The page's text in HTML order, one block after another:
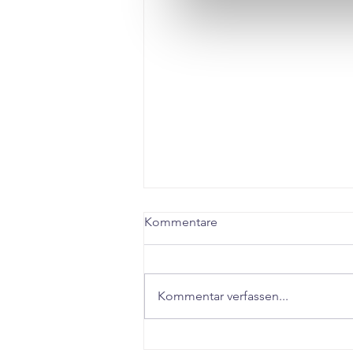
Kommentare
Kommentar verfassen...